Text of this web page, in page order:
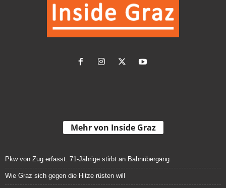
Mehr von Inside Graz
Pkw von Zug erfasst: 71-Jährige stirbt an Bahnübergang
Wie Graz sich gegen die Hitze rüsten will